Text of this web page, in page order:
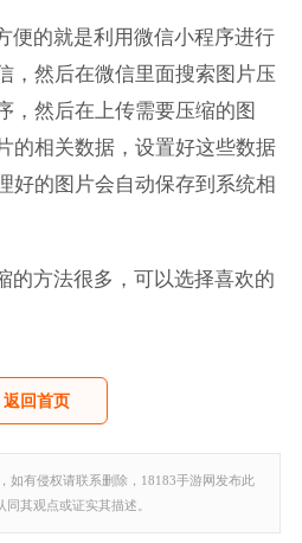
便的就是利用微信小程序进行
，然后在微信里面搜索图片压
，然后在上传需要压缩的图
的相关数据，设置好这些数据
好的图片会自动保存到系统相
的方法很多，可以选择喜欢的
返回首页
如有侵权请联系删除，18183手游网发布此
其观点或证实其描述。